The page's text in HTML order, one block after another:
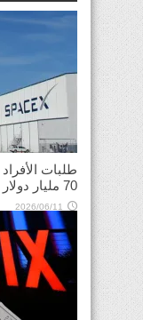
طلبات
70 مليار دولار
2026/06/11